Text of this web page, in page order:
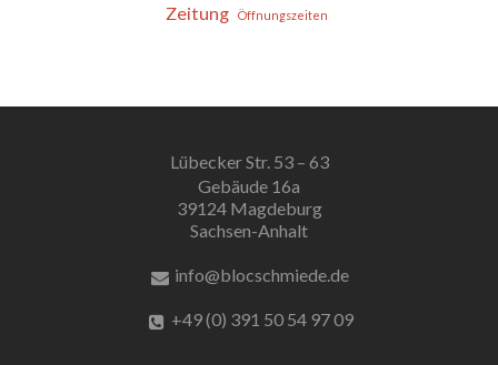
Zeitung
Öffnungszeiten
Lübecker Str. 53 – 63
Gebäude 16a
39124 Magdeburg
Sachsen-Anhalt
info@blocschmiede.de
+49 (0) 391 50 54 97 09